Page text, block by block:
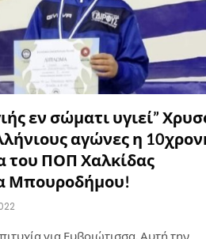
εν σώματι υγιεί”
αγώνες η
του ΠΟΠ Χαλκίδας
Μπουροδήμου!
για Ευβοιώτισσα. Αυτή την